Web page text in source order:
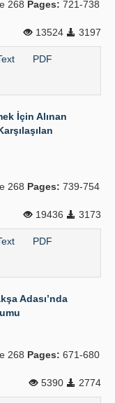
268 Pages: 721-738
13524
3197
PDF
İçin Alınan
268 Pages: 739-754
19436
3173
PDF
Adası’nda
268 Pages: 671-680
5390
2774